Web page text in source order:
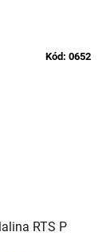
RTS P
Kód: 0652